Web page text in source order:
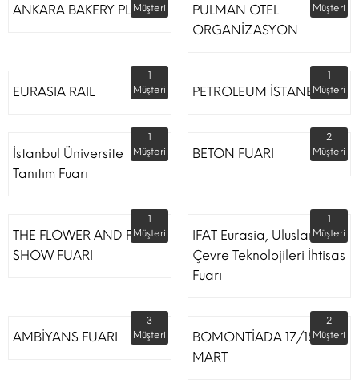
ANKARA BAKERY PLUSMüşteri
PULMAN OTEL
ORGANİZASYON
Müşteri
EURASIA RAIL
1
Müşteri
PETROLEUM İSTANBUL
1
Müşteri
İstanbul Üniversite
Tanıtım Fuarı
1
Müşteri
BETON FUARI
2
Müşteri
THE FLOWER AND PLANT
SHOW FUARI
1
Müşteri
IFAT Eurasia, Uluslararası
Çevre Teknolojileri İhtisas
Fuarı
1
Müşteri
AMBİYANS FUARI
3
Müşteri
BOMONTİADA 17/18
MART
2
Müşteri